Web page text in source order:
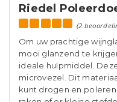
Riedel
(2
Om uw prachtige
mooi glanzend te
ideale hulpmiddel.
microvezel. Dit
kunt drogen en